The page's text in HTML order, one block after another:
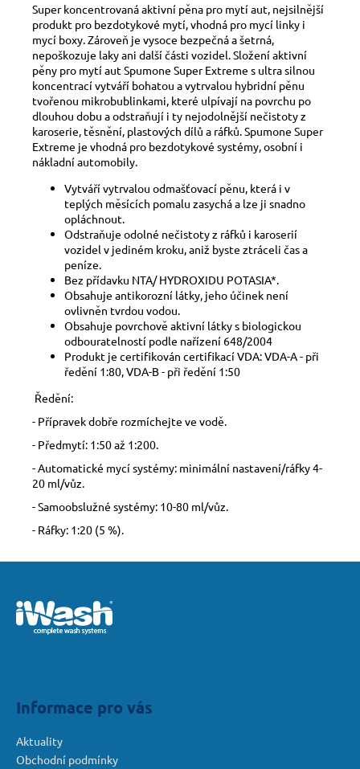
Super koncentrovaná aktivní pěna pro mytí aut, nejsilnější
produkt pro bezdotykové mytí, vhodná pro mycí linky i
mycí boxy. Zároveň je vysoce bezpečná a šetrná,
nepoškozuje laky ani další části vozidel. Složení aktivní
pěny pro mytí aut Spumone Super Extreme s ultra silnou
koncentrací vytváří bohatou a vytrvalou hybridní pěnu
tvořenou mikrobublinkami, které ulpívají na povrchu po
dlouhou dobu a odstraňují i ty nejodolnější nečistoty z
karoserie, těsnění, plastových dílů a ráfků. Spumone Super
Extreme je vhodná pro bezdotykové systémy, osobní i
nákladní automobily.
Vytváří vytrvalou odmašťovací pěnu, která i v
teplých měsících pomalu zasychá a lze ji snadno
opláchnout.
Odstraňuje odolné nečistoty z ráfků i karoserií
vozidel v jediném kroku, aniž byste ztráceli čas a
peníze.
Bez přídavku NTA/ HYDROXIDU POTASIA*.
Obsahuje antikorozní látky, jeho účinek není
ovlivněn tvrdou vodou.
Obsahuje povrchově aktivní látky s biologickou
odbouratelností podle nařízení 648/2004
Produkt je certifikován certifikací VDA: VDA-A - při
ředění 1:80, VDA-B - při ředění 1:50
Ředění:
- Přípravek dobře rozmíchejte ve vodě.
- Předmytí: 1:50 až 1:200.
- Automatické mycí systémy: minimální nastavení/ráfky 4-
20 ml/vůz.
- Samoobslužné systémy: 10-80 ml/vůz.
- Ráfky: 1:20 (5 %).
Informace pro vás
Aktuality
Obchodní podmínky